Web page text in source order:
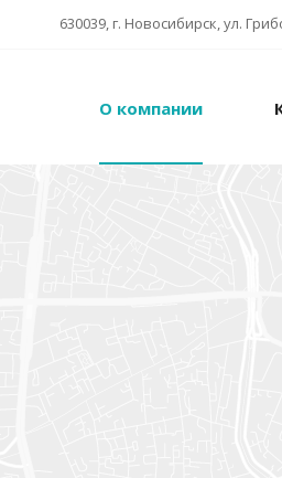
630039, г. Новосибирск, ул.
О компании